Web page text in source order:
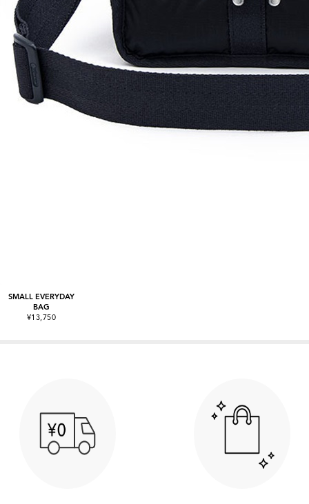
SMALL EVERYDAY
BAG
¥13,750